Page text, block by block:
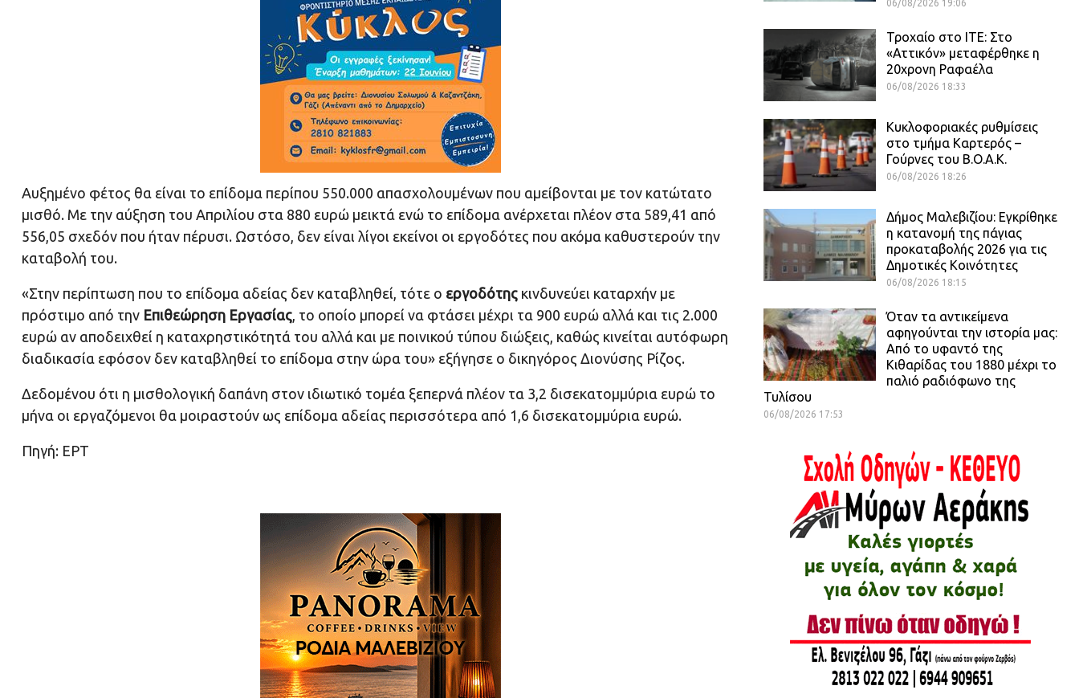
Αυξημένο φέτος θα είναι το επίδομα περίπου 550.000 απασχολουμένων που αμείβονται με τον κατώτατο
μισθό. Με την αύξηση του Απριλίου στα 880 ευρώ μεικτά ενώ το επίδομα ανέρχεται πλέον στα 589,41 από
556,05 σχεδόν που ήταν πέρυσι. Ωστόσο, δεν είναι λίγοι εκείνοι οι εργοδότες που ακόμα καθυστερούν την
καταβολή του.
«Στην περίπτωση που το επίδομα αδείας δεν καταβληθεί, τότε ο εργοδότης κινδυνεύει καταρχήν με
πρόστιμο από την Επιθεώρηση Εργασίας, το οποίο μπορεί να φτάσει μέχρι τα 900 ευρώ αλλά και τις 2.000
ευρώ αν αποδειχθεί η καταχρηστικότητά του αλλά και με ποινικού τύπου διώξεις, καθώς κινείται αυτόφωρη
διαδικασία εφόσον δεν καταβληθεί το επίδομα στην ώρα του» εξήγησε ο δικηγόρος Διονύσης Ρίζος.
Δεδομένου ότι η μισθολογική δαπάνη στον ιδιωτικό τομέα ξεπερνά πλέον τα 3,2 δισεκατομμύρια ευρώ το
μήνα οι εργαζόμενοι θα μοιραστούν ως επίδομα αδείας περισσότερα από 1,6 δισεκατομμύρια ευρώ.
Πηγή: ΕΡΤ
06/08/2026 19:06
Τροχαίο στο ΙΤΕ: Στο
«Αττικόν» μεταφέρθηκε η
20χρονη Ραφαέλα
06/08/2026 18:33
Κυκλοφοριακές ρυθμίσεις
στο τμήμα Καρτερός –
Γούρνες του Β.Ο.Α.Κ.
06/08/2026 18:26
Δήμος Μαλεβιζίου: Εγκρίθηκε
η κατανομή της πάγιας
προκαταβολής 2026 για τις
Δημοτικές Κοινότητες
06/08/2026 18:15
Όταν τα αντικείμενα
αφηγούνται την ιστορία μας:
Από το υφαντό της
Κιθαρίδας του 1880 μέχρι το
παλιό ραδιόφωνο της
Τυλίσου
06/08/2026 17:53